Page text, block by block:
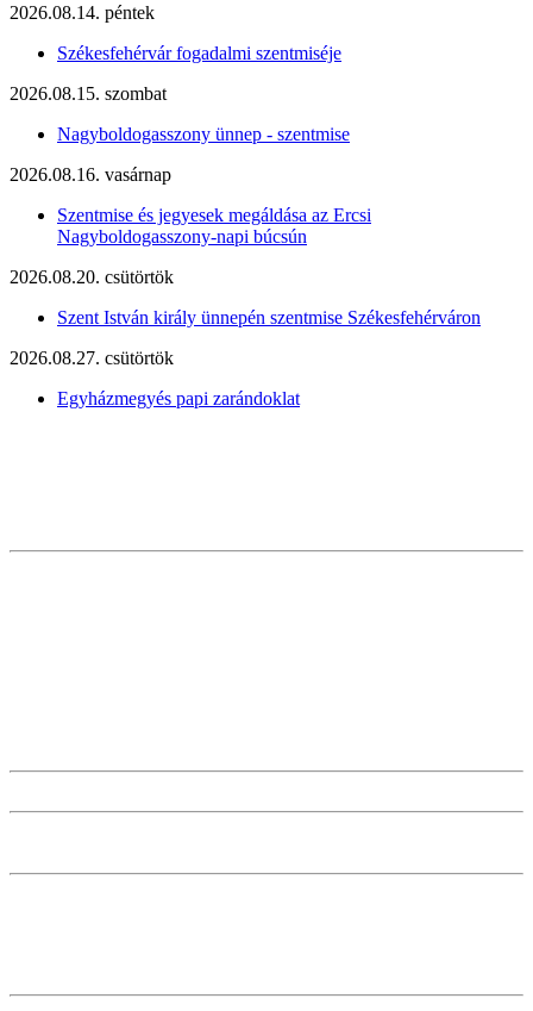
2026.08.14. péntek
Székesfehérvár fogadalmi szentmiséje
2026.08.15. szombat
Nagyboldogasszony ünnep - szentmise
2026.08.16. vasárnap
Szentmise és jegyesek megáldása az Ercsi
Nagyboldogasszony-napi búcsún
2026.08.20. csütörtök
Szent István király ünnepén szentmise Székesfehérváron
2026.08.27. csütörtök
Egyházmegyés papi zarándoklat